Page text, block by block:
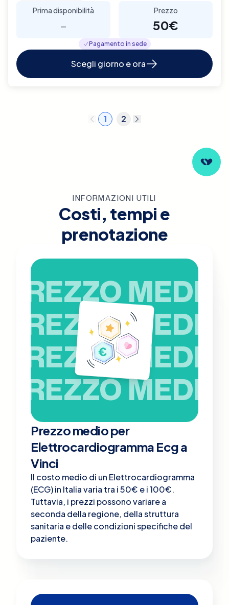
Prima disponibilità
-
Prezzo
50€
Pagamento in sede
Scegli giorno e ora
1 2
INFORMAZIONI UTILI
Costi, tempi e
prenotazione
PREZZO MEDIO
PREZZO MEDIO
PREZZO MEDIO
PREZZO MEDIO
Prezzo medio per
Elettrocardiogramma Ecg a
Vinci
Il costo medio di un Elettrocardiogramma
(ECG) in Italia varia tra i 50€ e i 100€.
Tuttavia, i prezzi possono variare a
seconda della regione, della struttura
sanitaria e delle condizioni specifiche del
paziente.